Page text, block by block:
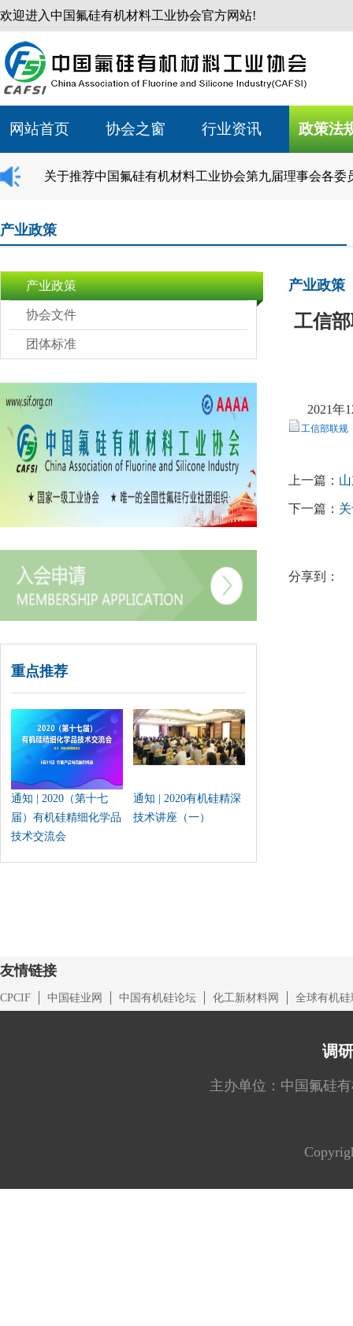
欢迎进入中国氟硅有机材料工业协会官方网站!
网站首页 协会之窗 行业资讯 政策法
关于推荐中国氟硅有机材料工业协会第九届理事会各委
产业政策
产业政策
协会文件
团体标准
重点推荐
通知 | 2020（第十七
届）有机硅精细化学品
技术交流会
通知 | 2020有机硅精深
技术讲座（一）
产业政策
工信
2021年
工信部联规
上一篇：
下一篇：
分享到：
友情链接
CPCIF 中国硅业网 中国有机硅论坛 化工新材料网 全球有机硅
调
主办单位：中国氟硅